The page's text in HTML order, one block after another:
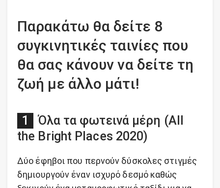
Παρακάτω θα δείτε 8
συγκινητικές ταινίες που
θα σας κάνουν να δείτε τη
ζωή με άλλο μάτι!
Όλα τα φωτεινά μέρη (All
the Bright Places 2020)
Δύο έφηβοι που περνούν δύσκολες στιγμές
δημιουργούν έναν ισχυρό δεσμό καθώς